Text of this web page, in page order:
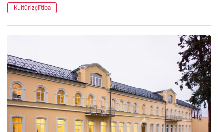
Kultūrizglītība